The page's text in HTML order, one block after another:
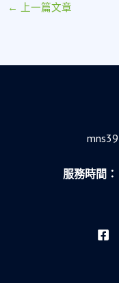
← 上一篇文章
服務時間：